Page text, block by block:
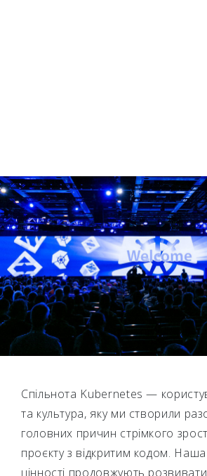
Спільнота Kubernetes —
та культура, яку ми створили
головних причин стрімкого
проєкту з відкритим кодом. Наша
цінності продовжують